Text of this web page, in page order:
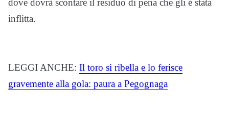
dove dovrà scontare il residuo di pena che gli è stata
inflitta.
LEGGI ANCHE: Il toro si ribella e lo ferisce
gravemente alla gola: paura a Pegognaga